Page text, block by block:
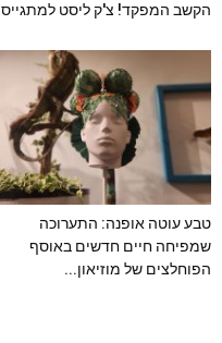
הקשב המפקד! צ'ק ליסט למתגייס
טבע עוטה אופנה: התערוכה
שמפיחה חיים חדשים באוסף
הפוחלצים של מוזיאון...